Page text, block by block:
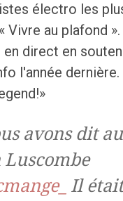
électro les
Vivre au plafond
direct en
l'année dernière.
avons dit
Luscombe
Il était